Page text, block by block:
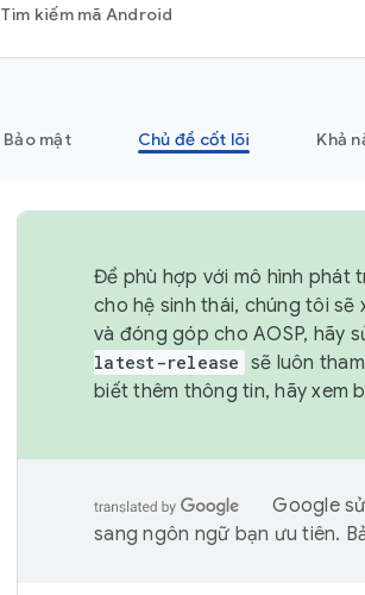
Tìm kiếm mã Android
Bảo mật Chủ đề cốt lõi Khả
Để phù hợp với mô hình phát
cho hệ sinh thái, chúng tôi sẽ
và đóng góp cho AOSP, hãy
latest-release sẽ luôn
biết thêm thông tin, hãy xem
Google
sang ngôn ngữ bạn ưu tiên.